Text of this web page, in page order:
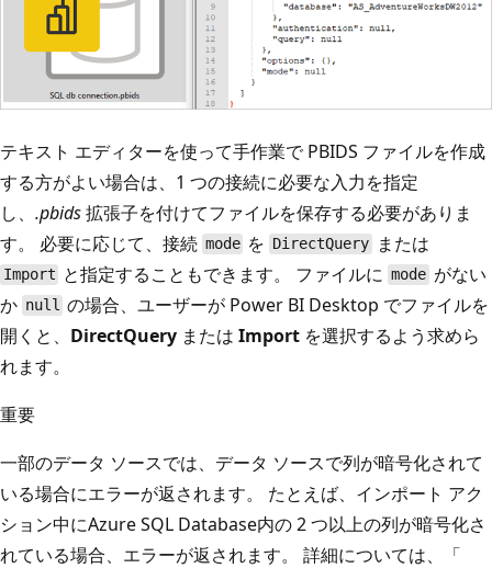
テキスト エディターを使って手作業で PBIDS ファイルを作成
する方がよい場合は、1 つの接続に必要な入力を指定
し、 .pbids拡張子を付けてファイルを保存する必要がありま
す。 必要に応じて、接続 mode を DirectQuery または
Import と指定することもできます。 ファイルにmodeがない
か null の場合、ユーザーが Power BI Desktop でファイルを
開くと、 DirectQuery または Import を選択するよう求めら
れます。
重要
一部のデータ ソースでは、データ ソースで列が暗号化されて
いる場合にエラーが返されます。 たとえば、インポート アク
ション中にAzure SQL Database内の 2 つ以上の列が暗号化さ
れている場合、エラーが返されます。 詳細については、「